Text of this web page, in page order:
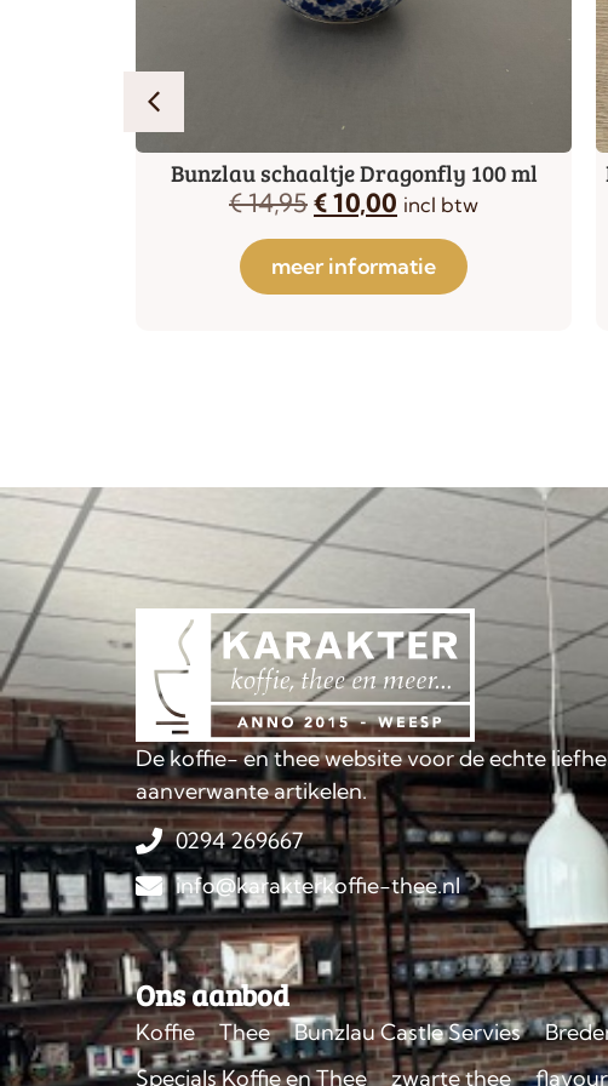
Bunzlau schaaltje Dragonfly 100 ml
€14,95€10,00 incl btw
meer informatie
De koffie- en thee website voor de echte
aanverwante artikelen.
0294 269667
info@karakterkoffie-thee.nl
Ons aanbod
Koffie Thee Bunzlau Castle Servies
Specials Koffie en Thee
zwarte thee